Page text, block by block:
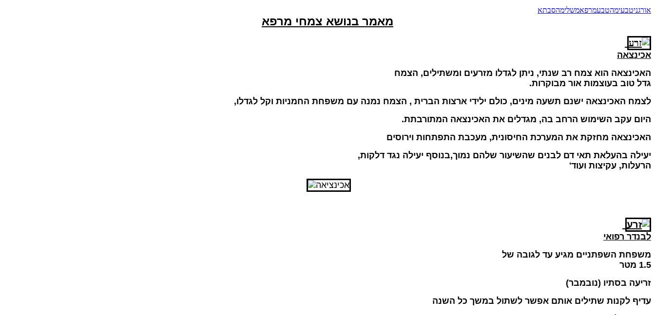
אורגניטבעימהטבעמרפאמשלימהסבתא
מאמר בנושא צמחי מרפא
אכינצאה
האכינצאה הוא צמח רב שנתי, ניתן לגדלו מזרעים ומשתילים, הצמח
גדל טוב בעוצמות אור מבוקרות.
לצמח האכינצאה ישנם תשעה מינים, כולם ילידי ארצות הברית , הצמח נמנה עם משפחת החמניות וקל לגדלו,
היום עקב השימוש הרחב בה, מגדלים את האכינצאה המתורבתת.
האכינצאה מחזקת את המערכת החיסונית, מעכבת התפתחות וירוסים
יעילה בהעלאת תאי דם לבנים שהשיעור שלהם נמוך,בנוסף יעילה נגד דלקות,
הרעלות, עקיצות ועוד'
לבנדר רפואי
משפחת השפתניים מגיע עד לגובה של
1.5 מטר
זריעה בסתיו (נובמבר)
עדיף לקנות שתילים אותם אפשר לשתול במשך כל השנה